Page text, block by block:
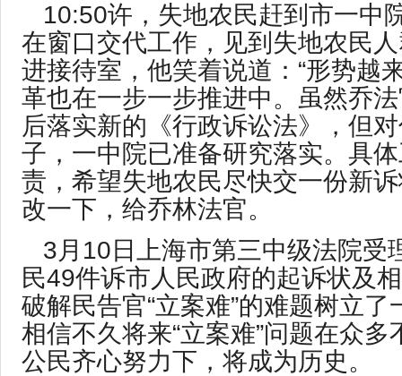
10:50许，失地农民赶到市一中
在窗口交代工作，见到失地农民
进接待室，他笑着说道：“形势越
革也在一步一步推进中。虽然乔
后落实新的《行政诉讼法》，但
子，一中院已准备研究落实。具
责，希望失地农民尽快交一份新
改一下，给乔林法官。
3月10日上海市第三中级法院受
民49件诉市人民政府的起诉状及
破解民告官“立案难”的难题树立
相信不久将来“立案难”问题在众多
公民齐心努力下，将成为历史。